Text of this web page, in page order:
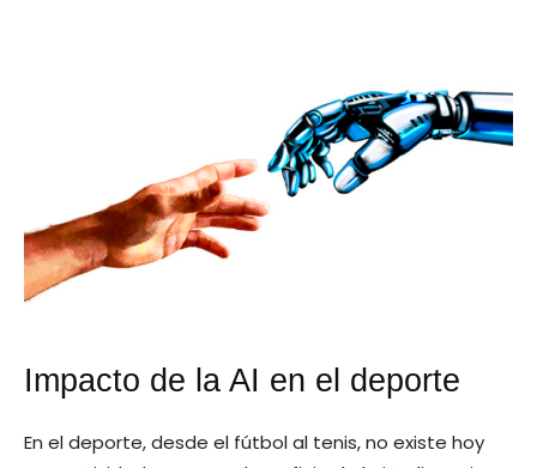
Impacto de la AI en el deporte
En el deporte, desde el fútbol al tenis, no existe hoy